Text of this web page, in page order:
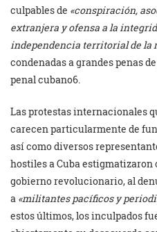
culpables de «conspiración,
extranjera y ofensa a la
independencia territorial de la
condenadas a grandes penas
penal cubano6.
Las protestas internacionales
carecen particularmente de
así como diversos
hostiles a Cuba
gobierno revolucionario, al
a «militantes pacíficos y
estos últimos, los inculpados